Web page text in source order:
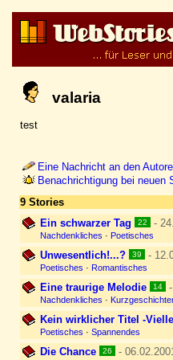
valaria
test
Eine Nachricht an den
Benachrichtigung bei neuen
9 Stories
Ein schwarzer Tag
22 -
Nachdenkliches · Poetisches
Unwesentlich!...? 39 -
Poetisches · Romantisches
Eine traurige Melodie 14
Nachdenkliches ·
Kein wirklicher Titel -
Poetisches · Spannendes
Die Chance 26 -